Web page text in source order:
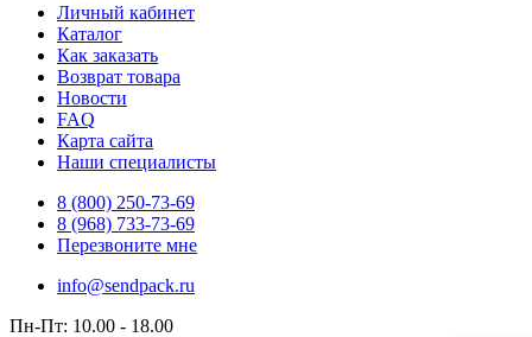
Личный кабинет
Каталог
Как заказать
Возврат товара
Новости
FAQ
Карта сайта
Наши специалисты
8 (800) 250-73-69
8 (968) 733-73-69
Перезвоните мне
info@sendpack.ru
Пн-Пт: 10.00 - 18.00